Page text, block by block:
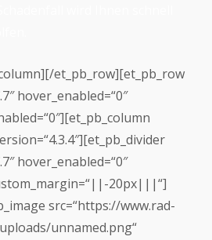
et_pb_row][et_pb_row
hover_enabled=“0″
hover_enabled=“0″
20px|||“]
src=“https://www.rad-
unnamed.png“